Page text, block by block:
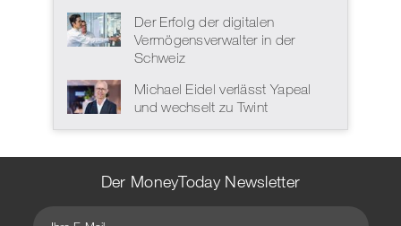
Der Erfolg der digitalen
Vermögensverwalter in der
Schweiz
Michael Eidel verlässt Yapeal
und wechselt zu Twint
Der MoneyToday Newsletter